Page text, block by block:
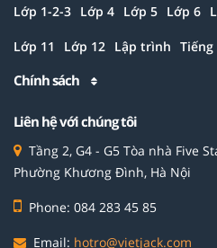
Lớp 1-2-3 Lớp 4 Lớp 5 Lớp 6
Lớp 11 Lớp 12 Lập trình Tiếng
Chính sách
Liên hệ với chúng tôi
Tầng 2, G4 - G5 Tòa nhà Five
Phường Khương Đình, Hà Nội
Phone: 084 283 45 85
Email: hotro@vietjack.com